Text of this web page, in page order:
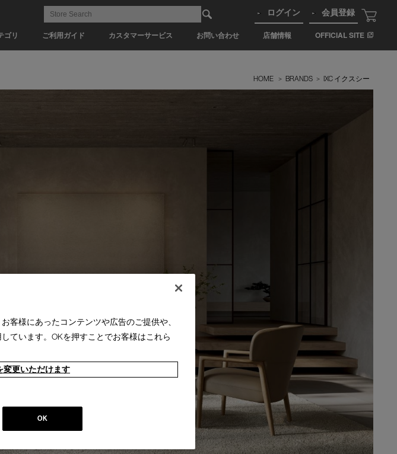
ゴリ ご利用ガイド カスタマーサービス お問い合わせ 店舗情報 OFFICIAL SITE
ログイン 会員登録
HOME > BRANDS > IXC イクスシー
客様にあったコンテンツや広告のご提供や、
ています。OKを押すことでお客様はこれら
変更いただけます
OK